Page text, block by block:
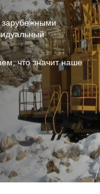
зарубежными
что значит наше